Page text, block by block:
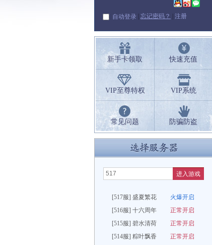
自动登录 | 忘记密码？ | 注册
新手卡领取 快速充值
VIP至尊特权 VIP系统
常见问题 防骗防盗
进入游戏
[517服] 盛夏繁花
火爆开启
[516服] 十六周年
正常开启
[515服] 碧水清荷
正常开启
[514服] 粽叶飘香
正常开启